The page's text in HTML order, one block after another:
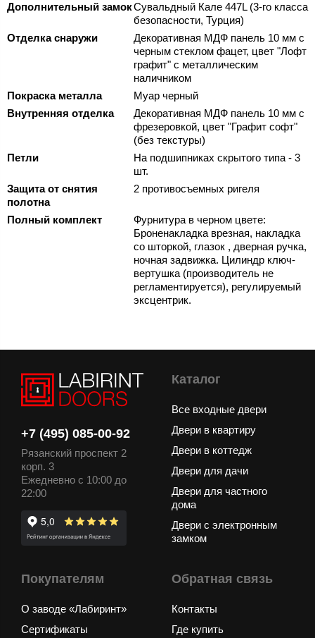
Дополнительный замокСувальдный Кале 447L (3-го класса
безопасности, Турция)
Отделка снаружи
Декоративная МДФ панель 10 мм с
черным стеклом фацет, цвет "Лофт
графит" с металлическим
наличником
Покраска металла
Муар черный
Внутренняя отделка
Декоративная МДФ панель 10 мм с
фрезеровкой, цвет "Графит софт"
(без текстуры)
Петли
На подшипниках скрытого типа - 3
шт.
Защита от снятия
полотна
2 противосъемных ригеля
Полный комплект
Фурнитура в черном цвете:
Броненакладка врезная, накладка
со шторкой, глазок , дверная ручка,
ночная задвижка. Цилиндр ключ-
вертушка (производитель не
регламентируется), регулируемый
эксцентрик.
+7 (495) 085-00-92
Рязанский проспект 2
корп. 3
Ежедневно с 10:00 до
22:00
Каталог
Все входные двери
Двери в квартиру
Двери в коттедж
Двери для дачи
Двери для частного
дома
Двери с электронным
замком
Покупателям
О заводе «Лабиринт»
Сертификаты
Обратная связь
Контакты
Где купить